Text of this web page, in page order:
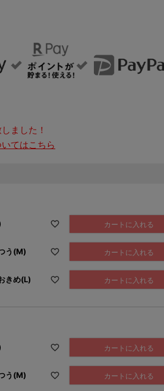
ました！
てはこちら
カートに入れる
う(M) カートに入れる
きめ(L) カートに入れる
カートに入れる
う(M) カートに入れる